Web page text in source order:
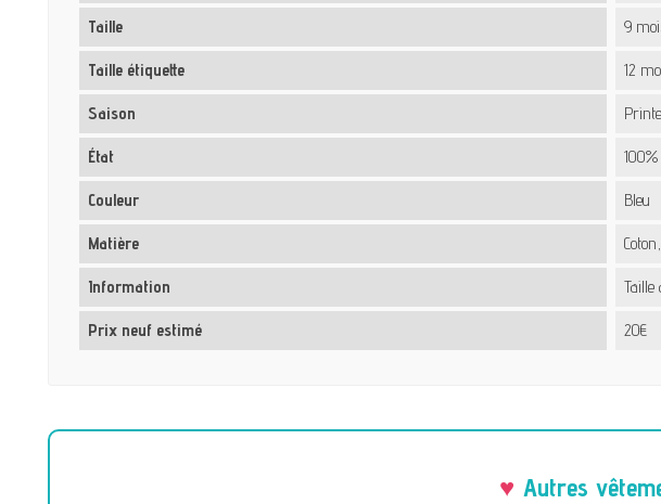
Taille 9
Taille étiquette 12
Saison
État
Couleur Bleu
Matière
Information Taille
Prix neuf estimé 20€
Autres